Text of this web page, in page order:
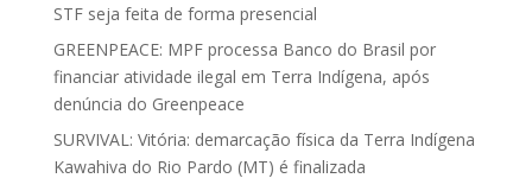
STF seja feita de forma presencial
GREENPEACE: MPF processa Banco do Brasil por
financiar atividade ilegal em Terra Indígena, após
denúncia do Greenpeace
SURVIVAL: Vitória: demarcação física da Terra Indígena
Kawahiva do Rio Pardo (MT) é finalizada